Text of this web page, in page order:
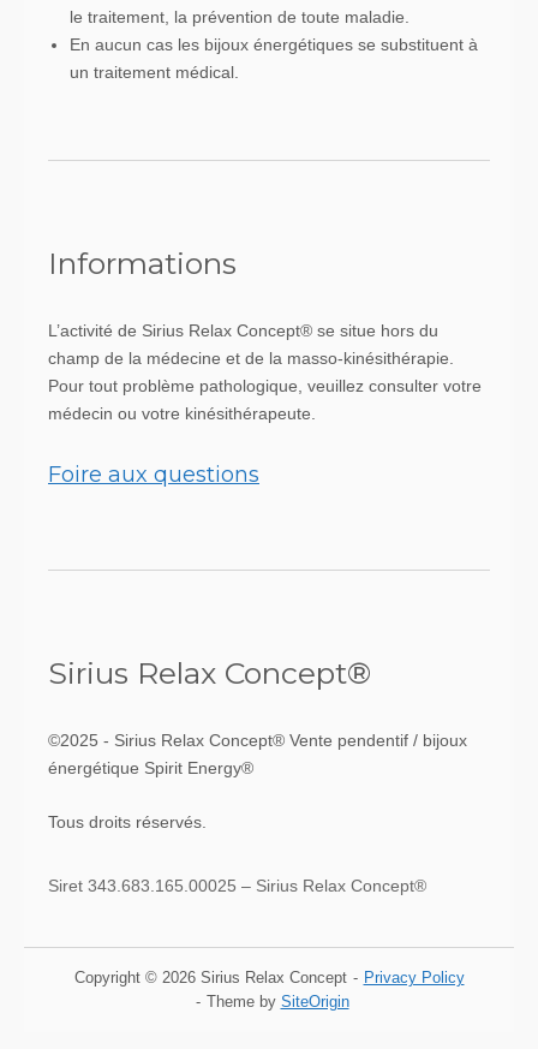
le traitement, la prévention de toute maladie.
En aucun cas les bijoux énergétiques se substituent à
un traitement médical.
Informations
L’activité de Sirius Relax Concept® se situe hors du
champ de la médecine et de la masso-kinésithérapie.
Pour tout problème pathologique, veuillez consulter votre
médecin ou votre kinésithérapeute.
Foire aux questions
Sirius Relax Concept®
©2025 - Sirius Relax Concept® Vente pendentif / bijoux
énergétique Spirit Energy®
Tous droits réservés.
Siret 343.683.165.00025 – Sirius Relax Concept®
Copyright © 2026 Sirius Relax Concept
Privacy Policy
Theme by SiteOrigin